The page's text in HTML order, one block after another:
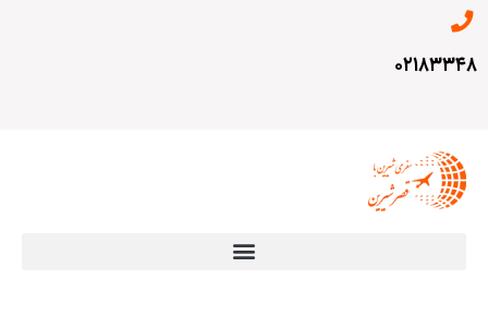
۰۲۱۸۳۳۴۸